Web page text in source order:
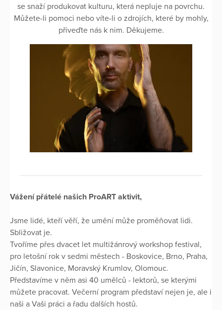
se snaží produkovat kulturu, která nepluje na povrchu.
Můžete-li pomoci nebo víte-li o zdrojích, které by mohly,
přiveďte nás k nim. Děkujeme.
Vážení přátelé našich ProART aktivit,
Jsme lidé, kteří věří, že umění může proměňovat lidi.
Sbližovat je.
Tvoříme přes dvacet let multižánrový workshop festival,
pro letošní rok v sedmi městech - Boskovice, Brno, Praha,
Jičín, Slavonice, Moravský Krumlov, Olomouc.
Představíme v něm asi 40 umělců - lektorů, se kterými
můžete pracovat. Večerní program představí nejen je, ale i
naši a Vaši práci a řadu dalších hostů.